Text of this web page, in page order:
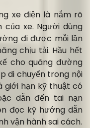
xe điện là nắm rõ
xe. Người dùng
đi được mỗi lần
chịu tải. Hầu hết
cho quãng đường
di chuyển trong nội
giới hạn kỹ thuật có
dẫn đến tai nạn
đọc kỹ hướng dẫn
vận hành sai cách.